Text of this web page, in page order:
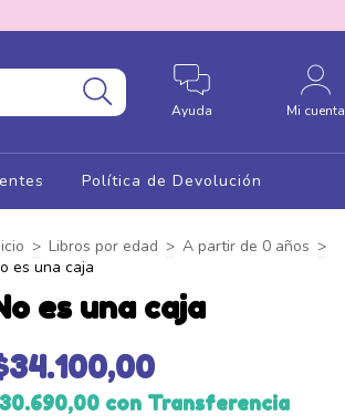
Ayuda Mi cuenta
Política de Devolución
> Libros por edad > A partir de 0 años >
es una caja
es una caja
con Transferencia